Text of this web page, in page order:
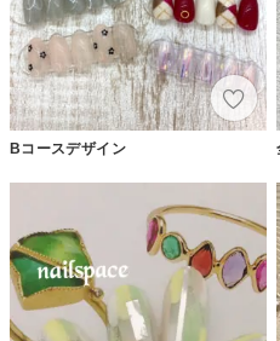
Bコースデザイン